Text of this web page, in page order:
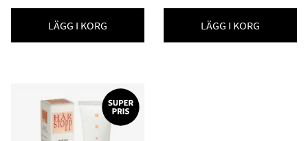
LÄGG I KORG LÄGG I KORG